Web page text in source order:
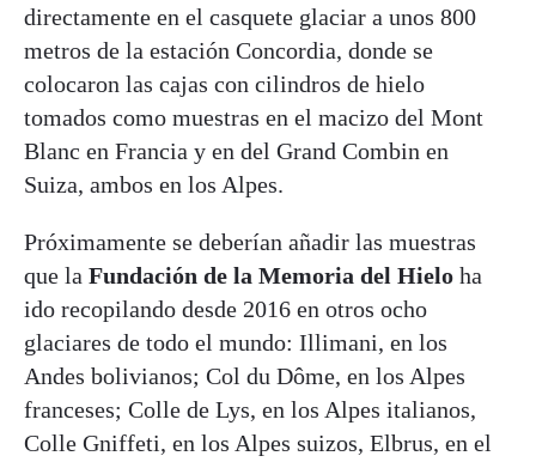
directamente en el casquete glaciar a unos 800
metros de la estación Concordia, donde se
colocaron las cajas con cilindros de hielo
tomados como muestras en el macizo del Mont
Blanc en Francia y en del Grand Combin en
Suiza, ambos en los Alpes.
Próximamente se deberían añadir las muestras
que la Fundación de la Memoria del Hielo ha
ido recopilando desde 2016 en otros ocho
glaciares de todo el mundo: Illimani, en los
Andes bolivianos; Col du Dôme, en los Alpes
franceses; Colle de Lys, en los Alpes italianos,
Colle Gniffeti, en los Alpes suizos, Elbrus, en el